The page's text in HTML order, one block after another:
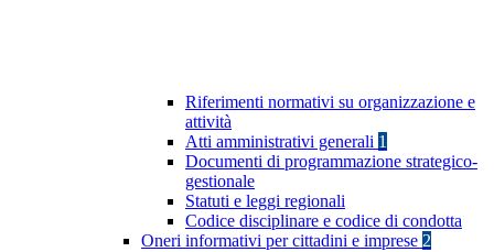
Riferimenti normativi su organizzazione e
attività
Atti amministrativi generali 1
Documenti di programmazione strategico-
gestionale
Statuti e leggi regionali
Codice disciplinare e codice di condotta
Oneri informativi per cittadini e imprese 2